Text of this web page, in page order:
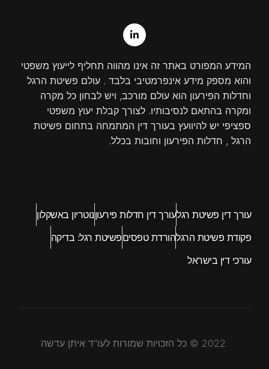
f
e
r
d
i
n
i
n
המידע המפורט באתר זה אינו מהווה תחליף לייעוץ משפטי
והוא מספק מידע אינפרמטיבי בלבד . עולם פשיטת הרגל
וחדלות הפירעון הוא עולם מורכב, ויש לבחון כל מקרה
ומקרה בהתאם לנסיבותיו. לצורך קבלת יעוץ משפטי
ספציפי יש להיוועץ בעורך דין המתמחה בתחום פשיטת
הרגל , חדלות הפירעון וחובות בכלל.
עורך דין פשיטת רגלעורך דין חדלות פירעוןנוטריון באשקלון
פקודת פשיטת הרגלהורדת טפסיםפשיטת רגל: בדיקה
עורכי דין בישראל